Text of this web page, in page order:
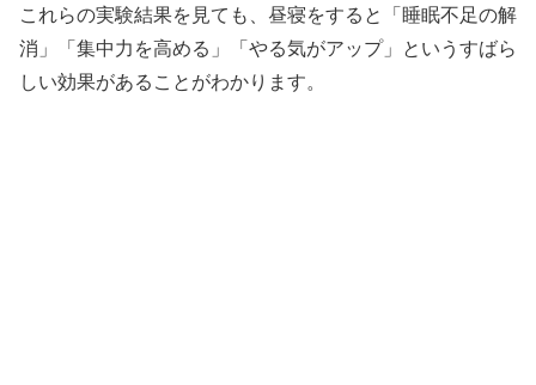
これらの実験結果を見ても、昼寝をすると「睡眠不足の解
消」「集中力を高める」「やる気がアップ」というすばら
しい効果があることがわかります。